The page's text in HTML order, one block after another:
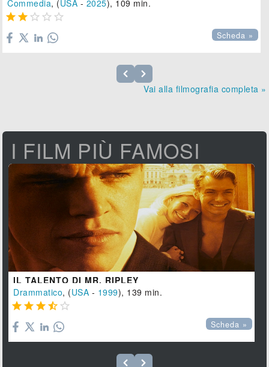
Commedia, (USA - 2025), 109 min.
    
Scheda »
Vai alla filmografia completa »
I FILM PIÙ FAMOSI
IL TALENTO DI MR. RIPLEY
Drammatico, (USA - 1999), 139 min.
    
Scheda »